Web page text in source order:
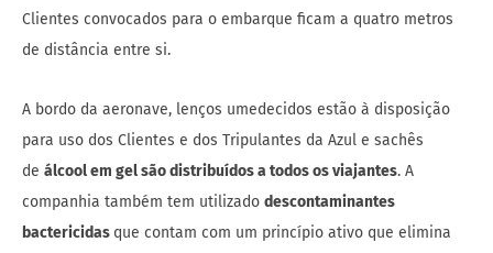
Clientes convocados para o embarque ficam a quatro metros
de distância entre si.
A bordo da aeronave, lenços umedecidos estão à disposição
para uso dos Clientes e dos Tripulantes da Azul e sachês
de álcool em gel são distribuídos a todos os viajantes. A
companhia também tem utilizado descontaminantes
bactericidas que contam com um princípio ativo que elimina